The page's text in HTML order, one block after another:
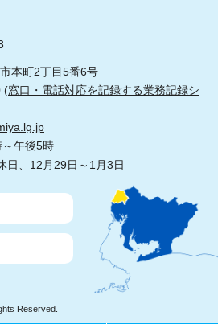
本町2丁目5番6号
(窓口・電話対応を記録する業務記録シ
午後5時
日、12月29日～1月3日
Reserved.